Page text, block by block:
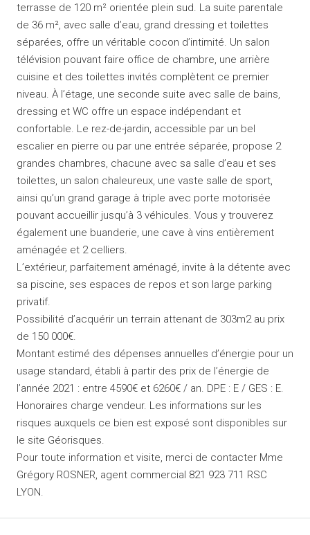
terrasse de 120 m² orientée plein sud. La suite parentale
de 36 m², avec salle d’eau, grand dressing et toilettes
séparées, offre un véritable cocon d’intimité. Un salon
télévision pouvant faire office de chambre, une arrière
cuisine et des toilettes invités complètent ce premier
niveau. À l’étage, une seconde suite avec salle de bains,
dressing et WC offre un espace indépendant et
confortable. Le rez-de-jardin, accessible par un bel
escalier en pierre ou par une entrée séparée, propose 2
grandes chambres, chacune avec sa salle d’eau et ses
toilettes, un salon chaleureux, une vaste salle de sport,
ainsi qu’un grand garage à triple avec porte motorisée
pouvant accueillir jusqu’à 3 véhicules. Vous y trouverez
également une buanderie, une cave à vins entièrement
aménagée et 2 celliers.
L’extérieur, parfaitement aménagé, invite à la détente avec
sa piscine, ses espaces de repos et son large parking
privatif.
Possibilité d’acquérir un terrain attenant de 303m2 au prix
de 150 000€.
Montant estimé des dépenses annuelles d’énergie pour un
usage standard, établi à partir des prix de l’énergie de
l’année 2021 : entre 4590€ et 6260€ / an. DPE : E / GES : E.
Honoraires charge vendeur. Les informations sur les
risques auxquels ce bien est exposé sont disponibles sur
le site Géorisques.
Pour toute information et visite, merci de contacter Mme
Grégory ROSNER, agent commercial 821 923 711 RSC
LYON.